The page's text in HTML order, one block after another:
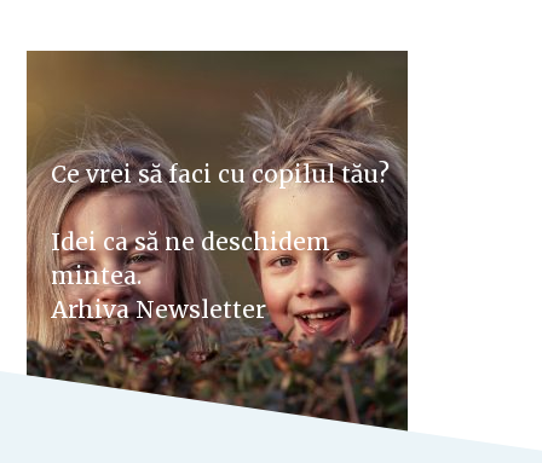
Ce vrei să faci cu copilul tău?
Idei ca să ne deschidem
mintea.
Arhiva Newsletter